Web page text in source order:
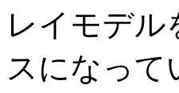
レイモデル
スになって